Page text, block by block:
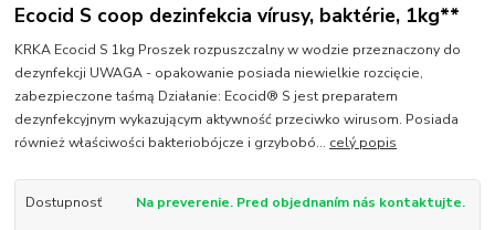
Ecocid S coop dezinfekcia vírusy, baktérie, 1kg**
KRKA Ecocid S 1kg Proszek rozpuszczalny w wodzie przeznaczony do
dezynfekcji UWAGA - opakowanie posiada niewielkie rozcięcie,
zabezpieczone taśmą Działanie: Ecocid® S jest preparatem
dezynfekcyjnym wykazującym aktywność przeciwko wirusom. Posiada
również właściwości bakteriobójcze i grzybobó... celý popis
Dostupnosť Na preverenie. Pred objednaním nás kontaktujte.